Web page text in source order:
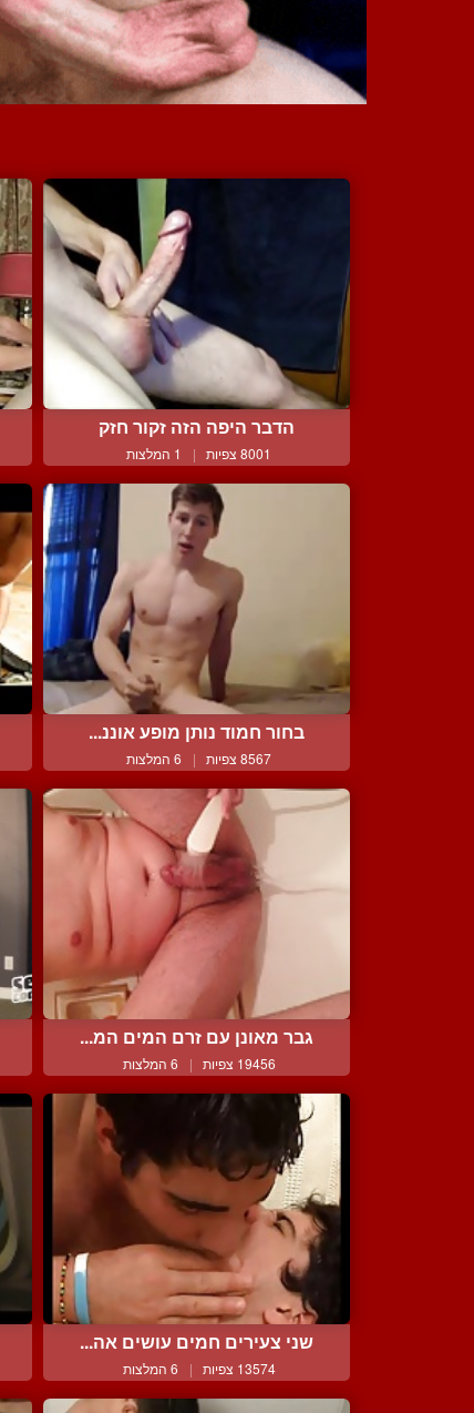
הדבר היפה הזה זקור חזק
8001 צפיות | 1 המלצות
בחור חמוד נותן מופע אוננ...
8567 צפיות | 6 המלצות
גבר מאונן עם זרם המים המ...
19456 צפיות | 6 המלצות
שני צעירים חמים עושים אה...
13574 צפיות | 6 המלצות